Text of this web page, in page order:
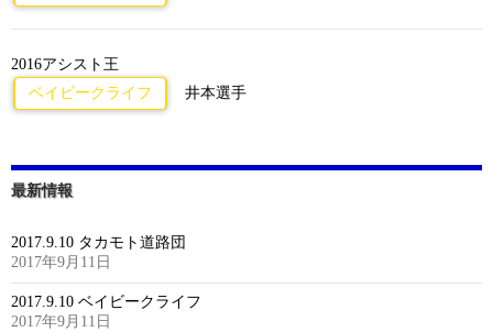
2016アシスト王
ベイビークライフ
井本選手
最新情報
2017.9.10 タカモト道路団
2017年9月11日
2017.9.10 ベイビークライフ
2017年9月11日